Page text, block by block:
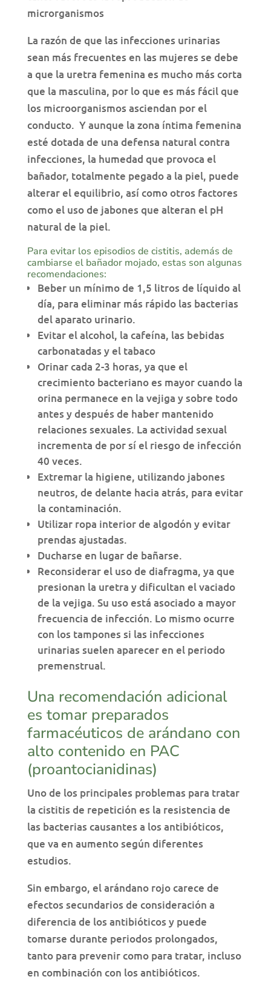
microrganismos
La razón de que las infecciones urinarias
sean más frecuentes en las mujeres se debe
a que la uretra femenina es mucho más corta
que la masculina, por lo que es más fácil que
los microorganismos asciendan por el
conducto. Y aunque la zona íntima femenina
esté dotada de una defensa natural contra
infecciones, la humedad que provoca el
bañador, totalmente pegado a la piel, puede
alterar el equilibrio, así como otros factores
como el uso de jabones que alteran el pH
natural de la piel.
Para evitar los episodios de cistitis, además de
cambiarse el bañador mojado, estas son algunas
recomendaciones:
Beber un mínimo de 1,5 litros de líquido al
día, para eliminar más rápido las bacterias
del aparato urinario.
Evitar el alcohol, la cafeína, las bebidas
carbonatadas y el tabaco
Orinar cada 2-3 horas, ya que el
crecimiento bacteriano es mayor cuando la
orina permanece en la vejiga y sobre todo
antes y después de haber mantenido
relaciones sexuales. La actividad sexual
incrementa de por sí el riesgo de infección
40 veces.
Extremar la higiene, utilizando jabones
neutros, de delante hacia atrás, para evitar
la contaminación.
Utilizar ropa interior de algodón y evitar
prendas ajustadas.
Ducharse en lugar de bañarse.
Reconsiderar el uso de diafragma, ya que
presionan la uretra y dificultan el vaciado
de la vejiga. Su uso está asociado a mayor
frecuencia de infección. Lo mismo ocurre
con los tampones si las infecciones
urinarias suelen aparecer en el periodo
premenstrual.
Una recomendación adicional
es tomar preparados
farmacéuticos de arándano con
alto contenido en PAC
(proantocianidinas)
Uno de los principales problemas para tratar
la cistitis de repetición es la resistencia de
las bacterias causantes a los antibióticos,
que va en aumento según diferentes
estudios.
Sin embargo, el arándano rojo carece de
efectos secundarios de consideración a
diferencia de los antibióticos y puede
tomarse durante periodos prolongados,
tanto para prevenir como para tratar, incluso
en combinación con los antibióticos.